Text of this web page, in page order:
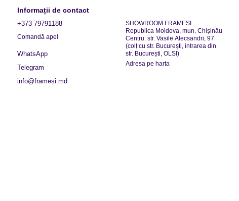
Informații de contact
+373 79791188
Comandă apel
WhatsApp
Telegram
info@framesi.md
SHOWROOM FRAMESI
Republica Moldova, mun. Chișinău
Centru: str. Vasile Alecsandri, 97
(colț cu str. București, intrarea din
str. București, OLSI)
Adresa pe harta